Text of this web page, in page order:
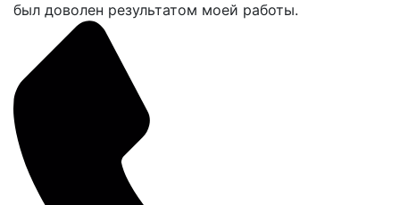
был доволен результатом моей работы.